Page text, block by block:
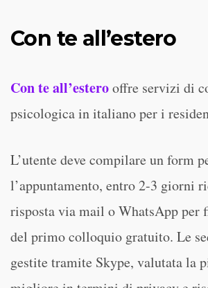
Con te all’estero
Con te all’esterooffre servizi di
psicologica in italiano per i
L’utente deve compilare un form
l’appuntamento, entro 2-3 giorni
risposta via mail o WhatsApp per
del primo colloquio gratuito. Le
gestite tramite Skype, valutata la